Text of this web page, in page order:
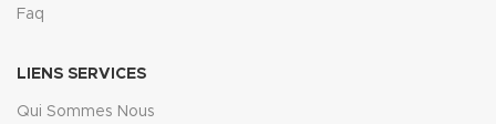
Faq
LIENS SERVICES
Qui Sommes Nous